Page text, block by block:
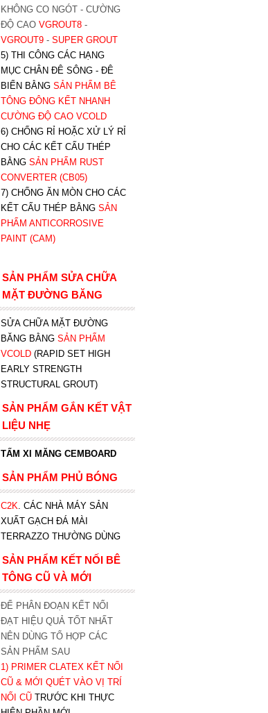
KHÔNG CO NGÓT - CƯỜNG
ĐỘ CAO VGROUT8-
VGROUT9- SUPER GROUT
5) THI CÔNG CÁC HẠNG
MỤC CHÂN ĐÊ SÔNG - ĐÊ
BIỂN BẰNG SẢN PHẨM BÊ
TÔNG ĐÔNG KẾT NHANH
CƯỜNG ĐỘ CAO VCOLD
6) CHỐNG RỈ HOẶC XỬ LÝ RỈ
CHO CÁC KẾT CẤU THÉP
BẰNG SẢN PHẨM RUST
CONVERTER (CB05)
7) CHỐNG ĂN MÒN CHO CÁC
KẾT CẤU THÉP BẰNG SẢN
PHẨM ANTICORROSIVE
PAINT (CAM)
SẢN PHẨM SỬA CHỮA
MẶT ĐƯỜNG BĂNG
SỬA CHỮA MẶT ĐƯỜNG
BĂNG BẰNG SẢN PHẨM
VCOLD (RAPID SET HIGH
EARLY STRENGTH
STRUCTURAL GROUT)
SẢN PHẨM GẮN KẾT VẬT
LIỆU NHẸ
TẤM XI MĂNG CEMBOARD
SẢN PHẨM PHỦ BÓNG
C2K. CÁC NHÀ MÁY SẢN
XUẤT GẠCH ĐÁ MÀI
TERRAZZO THƯỜNG DÙNG
SẢN PHẨM KẾT NỐI BÊ
TÔNG CŨ VÀ MỚI
ĐỂ PHÂN ĐOẠN KẾT NỐI
ĐẠT HIỆU QUẢ TỐT NHẤT
NÊN DÙNG TỔ HỢP CÁC
SẢN PHẨM SAU
1) PRIMER CLATEX KẾT NỐI
CŨ & MỚI QUÉT VÀO VỊ TRÍ
NỐI CŨ TRƯỚC KHI THỰC